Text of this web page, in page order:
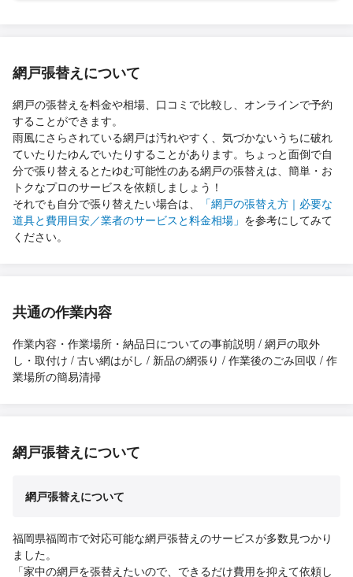
網戸張替えについて
網戸の張替えを料金や相場、口コミで比較し、オンラインで予約
することができます。
雨風にさらされている網戸は汚れやすく、気づかないうちに破れ
ていたりたゆんでいたりすることがあります。ちょっと面倒で自
分で張り替えるとたゆむ可能性のある網戸の張替えは、簡単・お
トクなプロのサービスを依頼しましょう！
それでも自分で張り替えたい場合は、
「網戸の張替え方｜必要な
道具と費用目安／業者のサービスと料金相場」 を参考にしてみて
ください。
共通の作業内容
作業内容・作業場所・納品日についての事前説明 / 網戸の取外
し・取付け / 古い網はがし / 新品の網張り / 作業後のごみ回収 / 作
業場所の簡易清掃
網戸張替えについて
網戸張替えについて
福岡県福岡市で対応可能な網戸張替えのサービスが多数見つかり
ました。
「家中の網戸を張替えたいので、できるだけ費用を抑えて依頼し